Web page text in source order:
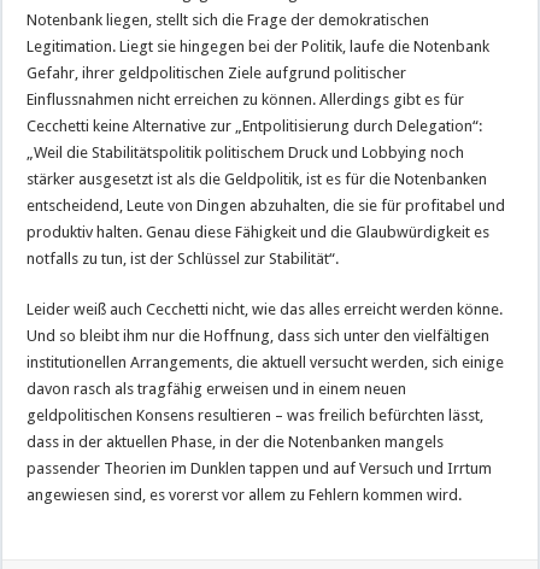
Notenbank liegen, stellt sich die Frage der demokratischen
Legitimation. Liegt sie hingegen bei der Politik, laufe die Notenbank
Gefahr, ihrer geldpolitischen Ziele aufgrund politischer
Einflussnahmen nicht erreichen zu können. Allerdings gibt es für
Cecchetti keine Alternative zur „Entpolitisierung durch Delegation“:
„Weil die Stabilitätspolitik politischem Druck und Lobbying noch
stärker ausgesetzt ist als die Geldpolitik, ist es für die Notenbanken
entscheidend, Leute von Dingen abzuhalten, die sie für profitabel und
produktiv halten. Genau diese Fähigkeit und die Glaubwürdigkeit es
notfalls zu tun, ist der Schlüssel zur Stabilität“.
Leider weiß auch Cecchetti nicht, wie das alles erreicht werden könne.
Und so bleibt ihm nur die Hoffnung, dass sich unter den vielfältigen
institutionellen Arrangements, die aktuell versucht werden, sich einige
davon rasch als tragfähig erweisen und in einem neuen
geldpolitischen Konsens resultieren – was freilich befürchten lässt,
dass in der aktuellen Phase, in der die Notenbanken mangels
passender Theorien im Dunklen tappen und auf Versuch und Irrtum
angewiesen sind, es vorerst vor allem zu Fehlern kommen wird.